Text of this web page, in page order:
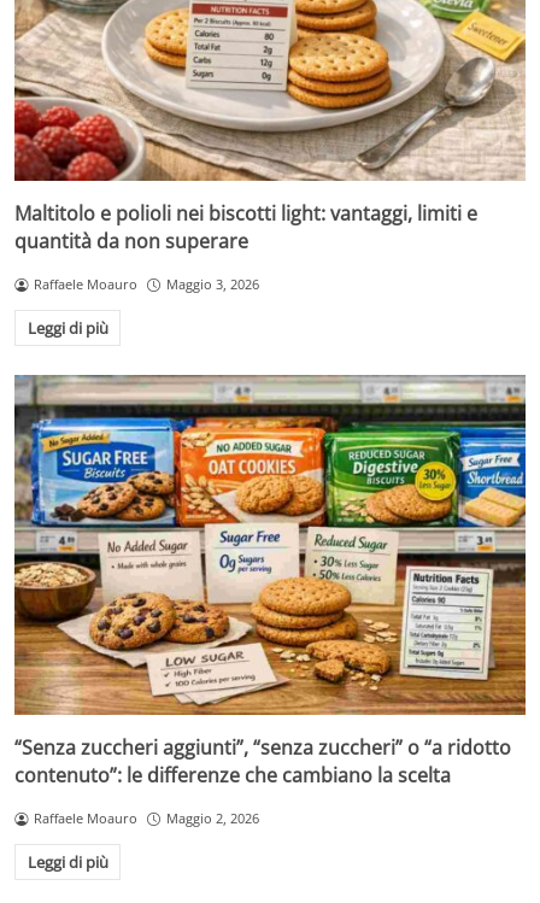
Maltitolo e polioli nei biscotti light: vantaggi, limiti e
quantità da non superare
Raffaele Moauro Maggio 3, 2026
Leggi di più
“Senza zuccheri aggiunti”, “senza zuccheri” o “a ridotto
contenuto”: le differenze che cambiano la scelta
Raffaele Moauro Maggio 2, 2026
Leggi di più